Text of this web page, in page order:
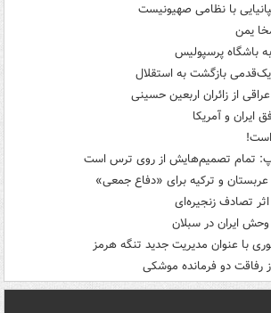
با نظامی صهیونیست
یمن
باشگاه پرسپولیس
یک‌قدمی بازگشت به استقلال
از زائران اربعین حسینی
ایران و آمریکا
است!
تمام تصمیم‌هایش از روی ترس است
و ترکیه برای «دفاع جمعی»
ایران در سبلان
با عنوان مدیریت جدید تنگه هرمز
دو فرمانده‌ موشکی